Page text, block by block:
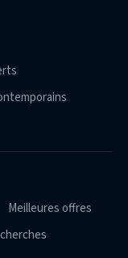
Meilleures offres